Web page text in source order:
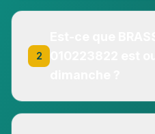
Non, BRASSERIE
d'ouverture ci-dessus
2
Non, BRASSERIE